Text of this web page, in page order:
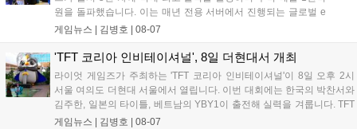
원을 돌파했습니다. 이는 매년 전용 서버에서 진행되는 글로벌 e
스포츠 대회 FWC의 영향이 큽니다. FWC는 이용자가 동일한 조
은 전년 대비 매출과 이용자 지표가 대폭 상승하는 성과를 냈습니
다. 오는 10월 필리핀 마닐라에서 총상금 11만 달러 규모의 제4회
FWC 그랜드 파이널이 개최될 예정이며, 위메이드커넥트는 이를
통해 커뮤니티 중심의 장기 성장 모델을 지속할 방침입니다....
게임뉴스 | 김병호 08-07
'TFT 코리아 인비테이셔널', 8일 더현대서 개최
라이엇 게임즈가 주최하는 'TFT 코리아 인비테이셔널'이 8일 오후 2시
서울 여의도 더현대 서울에서 열립니다. 이번 대회에는 한국의 박찬서와
김주한, 일본의 타이틀, 베트남의 YBY1이 출전해 실력을 겨룹니다. TFT
는 소속팀 없이 개인 자격으로 참가하는 독특한 대회 구조를 가지며, 누
게임뉴스 | 김병호 08-07